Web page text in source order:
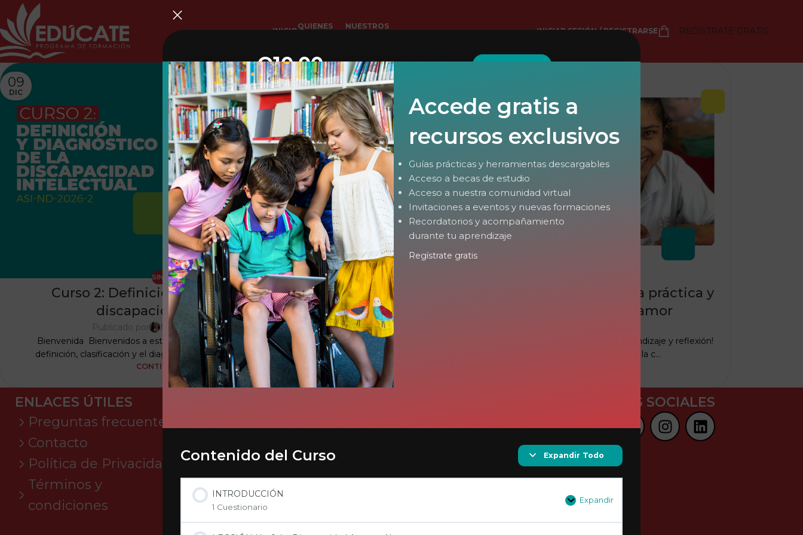
Q10.00
Accede gratis a
recursos exclusivos
Guías prácticas y herramientas descargables
Acceso a becas de estudio
Acceso a nuestra comunidad virtual
Invitaciones a eventos y nuevas formaciones
Recordatorios y acompañamiento
durante tu aprendizaje
Regístrate gratis
Contenido del Curso Expandir Todo
INTRODUCCIÓN
1 Cuestionario
Expandir
INICIO
QUIENES
NUESTROS
INICIAR SESIÓN / REGISTRARSE REGÍSTRATE GRATIS
09
DIC
SIN CATEGORÍA
Curso 2: Definición y diagnóstico de la
discapacidad intelectual
Publicado por
Mariam Loría Gutiérrez
Bienvenida Bienvenidos a este curso en donde comprenderemos la
definición, clasificación y el diagnóstico de la DI que es fundamental...
CONTINUAR LEYENDO
26
AGO
Curso 1: Discapacidad Intelectual: guía práctica y
confiable para acompañar con amor
Bienvenida ¡Bienvenido y bienvenida a este espacio de aprendizaje y reflexión!
Este curso es una invitación para profundizar en la c...
ENLACES ÚTILES
Preguntas frecuentes
Contacto
Política de Privacidad
Términos y
condiciones
(+502) 2471 1613
REDES SOCIALES